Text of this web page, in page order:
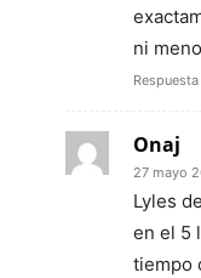
ni
Respuesta
Onaj
27 mayo
Lyles
en el 5
tiempo